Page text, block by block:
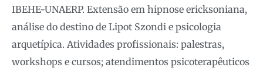
IBEHE-UNAERP. Extensão em hipnose ericksoniana,
análise do destino de Lipot Szondi e psicologia
arquetípica. Atividades profissionais: palestras,
workshops e cursos; atendimentos psicoterapêuticos